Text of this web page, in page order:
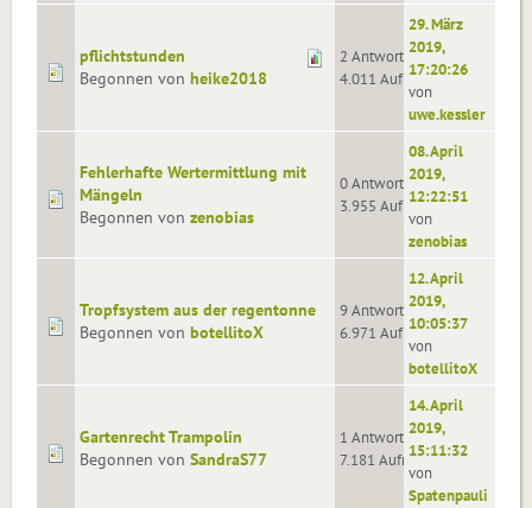
pflichtstunden
Begonnen von heike2018
2 Antworten
4.011 Aufrufe
29. März
2019,
17:20:26
von
uwe.kessler
Fehlerhafte Wertermittlung mit
Mängeln
Begonnen von zenobias
0 Antworten
3.955 Aufrufe
08. April
2019,
12:22:51
von
zenobias
Tropfsystem aus der regentonne
Begonnen von botellitoX
9 Antworten
6.971 Aufrufe
12. April
2019,
10:05:37
von
botellitoX
Gartenrecht Trampolin
Begonnen von SandraS77
1 Antworten
7.181 Aufrufe
14. April
2019,
15:11:32
von
Spatenpauli